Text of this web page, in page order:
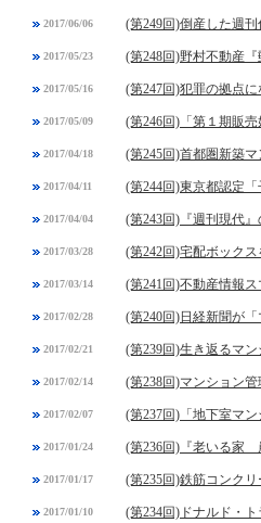
2017/06/06 (第249回)倒産した週
2017/05/23 (第248回)野村不動産
2017/05/16 (第247回)犯罪の拠点
2017/05/09 (第246回)「第１期販
2017/04/18 (第245回)首都圏新築
2017/04/11 (第244回)東京都認定
2017/04/04 (第243回)『週刊現代
2017/03/28 (第242回)宅配ボック
2017/03/14 (第241回)不動産情報
2017/02/28 (第240回)日経新聞が
2017/02/21 (第239回)生き返るマ
2017/02/14 (第238回)マンション
2017/02/07 (第237回)「地下室マ
2017/01/24 (第236回)『老いる家
2017/01/17 (第235回)鉄筋コンク
2017/01/10 (第234回)ドナルド・